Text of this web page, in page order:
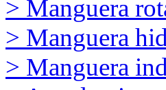
> Manguera
> Manguera
> Manguera